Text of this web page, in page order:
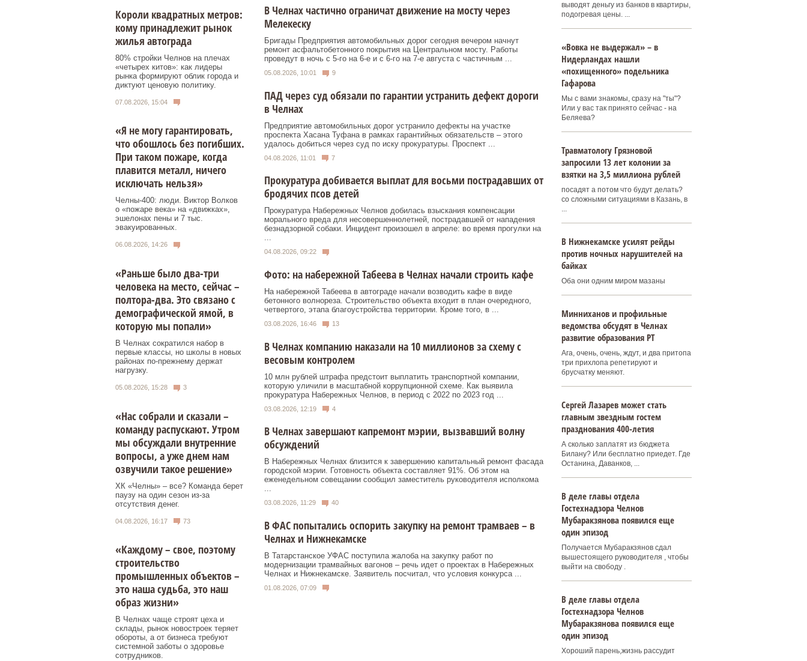
Короли квадратных метров:
кому принадлежит рынок
жилья автограда
80% стройки Челнов на плечах
«четырех китов»: как лидеры
рынка формируют облик города и
диктуют ценовую политику.
07.08.2026, 15:04
«Я не могу гарантировать,
что обошлось без погибших.
При таком пожаре, когда
плавится металл, ничего
исключать нельзя»
Челны-400: люди. Виктор Волков
о «пожаре века» на «движках»,
эшелонах пены и 7 тыс.
эвакуированных.
06.08.2026, 14:26
«Раньше было два-три
человека на место, сейчас –
полтора-два. Это связано с
демографической ямой, в
которую мы попали»
В Челнах сократился набор в
первые классы, но школы в новых
районах по-прежнему держат
нагрузку.
05.08.2026, 15:28 3
«Нас собрали и сказали –
команду распускают. Утром
мы обсуждали внутренние
вопросы, а уже днем нам
озвучили такое решение»
ХК «Челны» – все? Команда берет
паузу на один сезон из-за
отсутствия денег.
04.08.2026, 16:17 73
«Каждому – свое, поэтому
строительство
промышленных объектов –
это наша судьба, это наш
образ жизни»
В Челнах чаще строят цеха и
склады, рынок новостроек теряет
обороты, а от бизнеса требуют
системной заботы о здоровье
сотрудников.
В Челнах частично ограничат движение на мосту через
Мелекеску
Бригады Предприятия автомобильных дорог сегодня вечером начнут
ремонт асфальтобетонного покрытия на Центральном мосту. Работы
проведут в ночь с 5-го на 6-е и с 6-го на 7-е августа с частичным ...
05.08.2026, 10:01 9
ПАД через суд обязали по гарантии устранить дефект дороги
в Челнах
Предприятие автомобильных дорог устранило дефекты на участке
проспекта Хасана Туфана в рамках гарантийных обязательств – этого
удалось добиться через суд по иску прокуратуры. Проспект ...
04.08.2026, 11:01 7
Прокуратура добивается выплат для восьми пострадавших от
бродячих псов детей
Прокуратура Набережных Челнов добилась взыскания компенсации
морального вреда для несовершеннолетней, пострадавшей от нападения
безнадзорной собаки. Инцидент произошел в апреле: во время прогулки на
...
04.08.2026, 09:22
Фото: на набережной Табеева в Челнах начали строить кафе
На набережной Табеева в автограде начали возводить кафе в виде
бетонного волнореза. Строительство объекта входит в план очередного,
четвертого, этапа благоустройства территории. Кроме того, в ...
03.08.2026, 16:46 13
В Челнах компанию наказали на 10 миллионов за схему с
весовым контролем
10 млн рублей штрафа предстоит выплатить транспортной компании,
которую уличили в масштабной коррупционной схеме. Как выявила
прокуратура Набережных Челнов, в период с 2022 по 2023 год ...
03.08.2026, 12:19 4
В Челнах завершают капремонт мэрии, вызвавший волну
обсуждений
В Набережных Челнах близится к завершению капитальный ремонт фасада
городской мэрии. Готовность объекта составляет 91%. Об этом на
еженедельном совещании сообщил заместитель руководителя исполкома
...
03.08.2026, 11:29 40
В ФАС попытались оспорить закупку на ремонт трамваев – в
Челнах и Нижнекамске
В Татарстанское УФАС поступила жалоба на закупку работ по
модернизации трамвайных вагонов – речь идет о проектах в Набережных
Челнах и Нижнекамске. Заявитель посчитал, что условия конкурса ...
01.08.2026, 07:09
выводят деньгу из банков в квартиры,
подогревая цены. ...
«Вовка не выдержал» – в
Нидерландах нашли
«похищенного» подельника
Гафарова
Мы с вами знакомы, сразу на "ты"?
Или у вас так принято сейчас - на
Беляева?
Травматологу Грязновой
запросили 13 лет колонии за
взятки на 3,5 миллиона рублей
посадят а потом что будут делать?
со сложными ситуациями в Казань, в
...
В Нижнекамске усилят рейды
против ночных нарушителей на
байках
Оба они одним миром мазаны
Минниханов и профильные
ведомства обсудят в Челнах
развитие образования РТ
Ага, очень, очень, ждут, и два притопа
три прихлопа репетируют и
брусчатку меняют.
Сергей Лазарев может стать
главным звездным гостем
празднования 400‑летия
А сколько заплатят из бюджета
Билану? Или бесплатно приедет. Где
Останина, Даванков, ...
В деле главы отдела
Гостехнадзора Челнов
Мубаракзянова появился еще
один эпизод
Получается Мубаракзянов сдал
вышестоящего руководителя , чтобы
выйти на свободу .
В деле главы отдела
Гостехнадзора Челнов
Мубаракзянова появился еще
один эпизод
Хороший парень,жизнь рассудит